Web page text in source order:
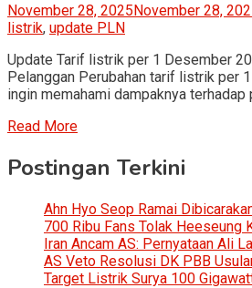
November 28, 2025November 28,
listrik, update PLN
Update Tarif listrik per 1 Desember
Pelanggan Perubahan tarif listrik per
ingin memahami dampaknya terhadap
Read More
Postingan Terkini
Ahn Hyo Seop Ramai
700 Ribu Fans Tolak Heeseung
Iran Ancam AS: Pernyataan Ali
AS Veto Resolusi DK PBB
Target Listrik Surya 100